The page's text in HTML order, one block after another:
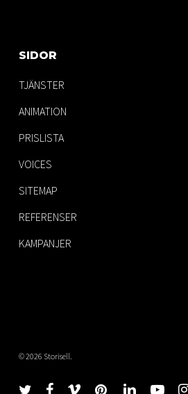
SIDOR
TJÄNSTER
ANIMATION
PRISLISTA
VOICES
SITEMAP
REFERENSER
KAMPANJER
© 2026 Storisell.
twitter facebookvimeo pinterest linkedin youtube